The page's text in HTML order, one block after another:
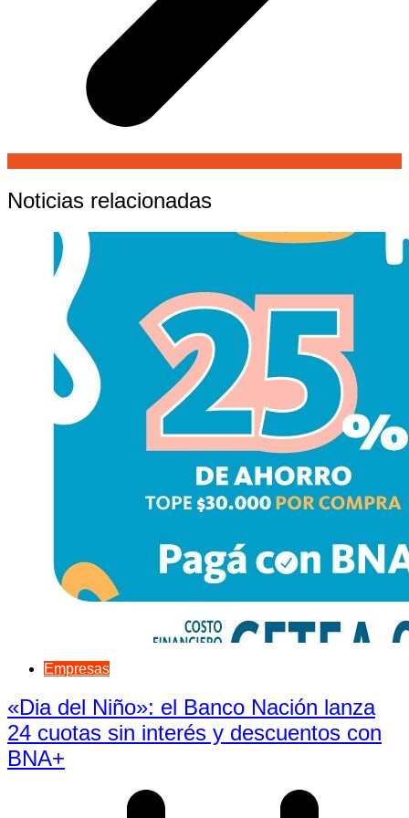
Noticias relacionadas
Empresas
«Dia del Niño»: el Banco Nación lanza
24 cuotas sin interés y descuentos con
BNA+